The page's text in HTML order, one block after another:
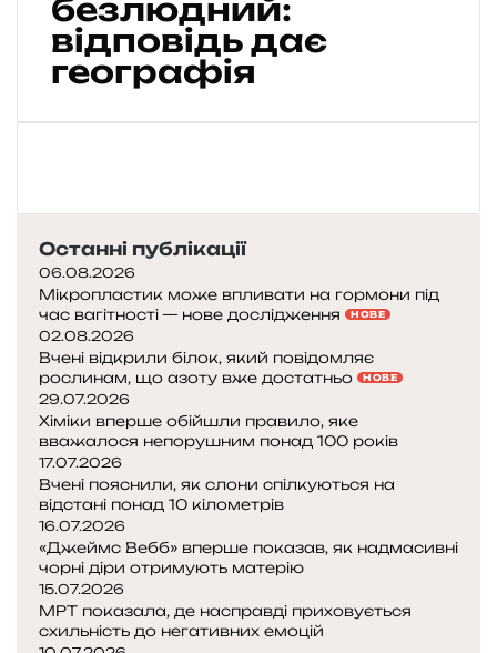
а
х
д
а
ю
м
а
й
ж
е
б
з
л
ю
д
н
и
й
:
безлюдний:
відповідь дає
географія
Останні публікації
06.08.2026
Мікропластик може впливати на гормони під
час вагітності — нове дослідження
НОВЕ
02.08.2026
Вчені відкрили білок, який повідомляє
рослинам, що азоту вже достатньо
НОВЕ
29.07.2026
Хіміки вперше обійшли правило, яке
вважалося непорушним понад 100 років
17.07.2026
Вчені пояснили, як слони спілкуються на
відстані понад 10 кілометрів
16.07.2026
«Джеймс Вебб» вперше показав, як надмасивні
чорні діри отримують матерію
15.07.2026
МРТ показала, де насправді приховується
схильність до негативних емоцій